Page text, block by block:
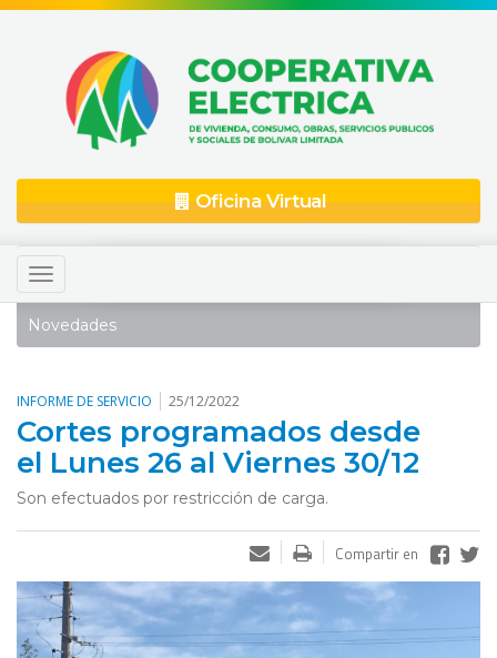
Oficina Virtual
Toggle
navigation
Novedades
INFORME DE SERVICIO 25/12/2022
Cortes programados desde
el Lunes 26 al Viernes 30/12
Son efectuados por restricción de carga.
Compartir en